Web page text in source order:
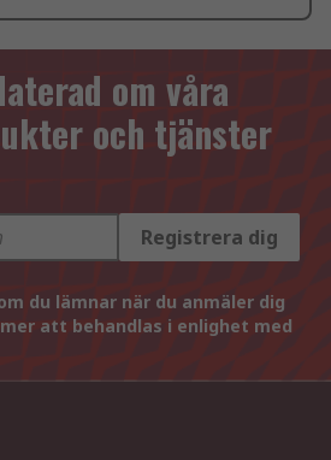
om våra
och tjänster
Registrera dig
du lämnar när du anmäler dig
att behandlas i enlighet med